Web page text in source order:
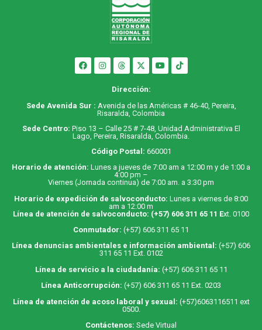
Dirección:
Sede Avenida Sur : Avenida de las Américas # 46-40, Pereira,
Risaralda, Colombia
Sede Centro: Piso 13 – Calle 25 # 7-48, Unidad Administrativa El
Lago, Pereira, Risaralda, Colombia.
Código Postal: 660001
Horario de atención: Lunes a jueves de 7:00 am a 12:00 m y de 1:00 a
4:00 pm –
Viernes (Jornada continua) de 7:00 am. a 3:30 pm
Horario de expedición de salvoconducto: Lunes a viernes de 8:00
am a 12:00 m
Línea de atención de salvoconducto: (+57) 606 311 65 11 Ext. 0100
Conmutador: (+57) 606 311 65 11
Línea denuncias ambientales e información ambiental: (+57) 606
311 65 11 Ext. 0102
Línea de servicio a la ciudadanía: (+57) 606 311 65 11
Línea Anticorrupción: (+57) 606 311 65 11 Ext. 0203
Línea de atención de acoso laboral y sexual: (+57)6063116511 ext
0500.
Contáctenos: Sede Virtual